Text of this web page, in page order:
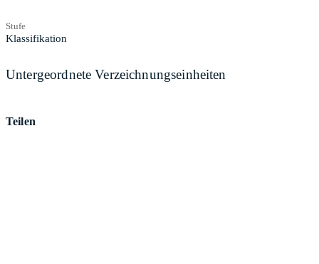
Stufe
Klassifikation
Untergeordnete Verzeichnungseinheiten
Teilen